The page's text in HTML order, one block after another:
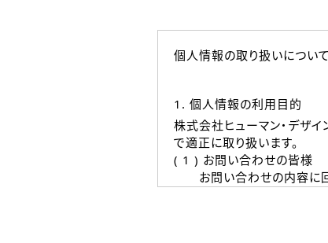
個人情報の取り扱いについて
1. 個人情報の利用目的
株式会社ヒューマン・デザ
で適正に取り扱います。
( 1 ) お問い合わせの皆様
お問い合わせの内容に回
本登録に関するご連絡お